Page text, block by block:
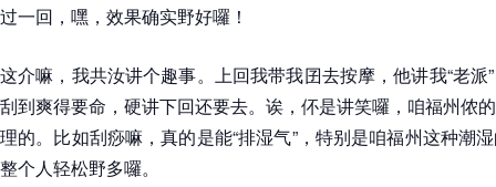
过一回，嘿，效果确实野好囉！
这介嘛，我共汝讲个趣事。上回我带我囝去按摩，他讲我“老
刮到爽得要命，硬讲下回还要去。诶，伓是讲笑囉，咱福州侬
理的。比如刮痧嘛，真的是能“排湿气”，特别是咱福州这种潮
整个人轻松野多囉。